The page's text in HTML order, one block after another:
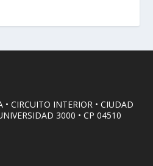
CIRCUITO INTERIOR • CIUDAD
3000 • CP 04510